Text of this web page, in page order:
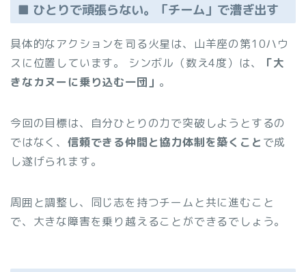
■ ひとりで頑張らない。「チーム」で漕ぎ出す
具体的なアクションを司る火星は、山羊座の第10ハウ
スに位置しています。 シンボル（数え4度）は、
「大
きなカヌーに乗り込む一団」 。
今回の目標は、自分ひとりの力で突破しようとするの
ではなく、 信頼できる仲間と協力体制を築くこと で成
し遂げられます。
周囲と調整し、同じ志を持つチームと共に進むこと
で、大きな障害を乗り越えることができるでしょう。